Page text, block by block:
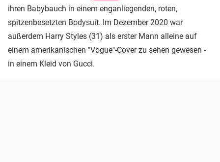
ihren Babybauch in einem enganliegenden, roten,
spitzenbesetzten Bodysuit. Im Dezember 2020 war
außerdem Harry Styles (31) als erster Mann alleine auf
einem amerikanischen "Vogue"-Cover zu sehen gewesen -
in einem Kleid von Gucci.